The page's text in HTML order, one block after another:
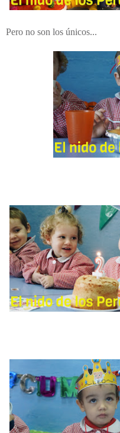
Pero no son los únicos...